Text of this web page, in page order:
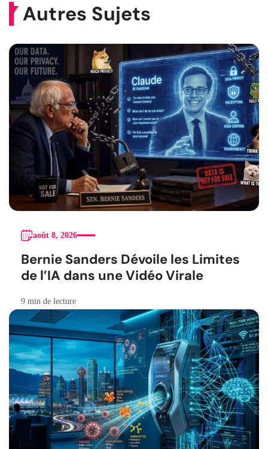
Autres Sujets
août 8, 2026
Bernie Sanders Dévoile les Limites
de l’IA dans une Vidéo Virale
9 min de lecture